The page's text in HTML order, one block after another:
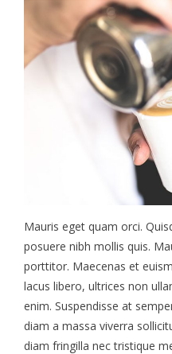
Mauris eget quam orci.
posuere nibh mollis quis.
porttitor. Maecenas et
lacus libero, ultrices non
enim. Suspendisse at
diam a massa viverra
diam fringilla nec tristique